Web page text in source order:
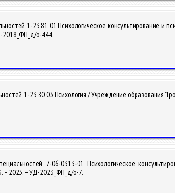
1-23 81 01 Психологическое консультирование и
2018_ФП_д/о-444.
1-23 80 03 Психология / Учреждение образования
7-06-0313-01 Психологическое
– 2023. – УД-2023_ФП_д/о-7.